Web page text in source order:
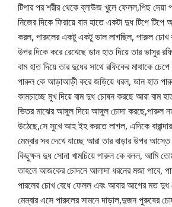
টিপার পর শরীর থেকে ব্লাউজ খুলে ফেলল,পিছ দেয়া
নিজের দিকে ফিরায়ে বাম হাতে একটা দুধ টিপে
করল, পারুলের একটু একটু ভাল লাগছিল, পারুল চোখ
উপর দিকে করে রেখেছে ডান হাত দিয়ে তার ভাসুর
বাম হাত দিয়ে তার দুধের সাথে রফিকের মাথাকে
পারুল কে আড়াআড়ী করে জড়িয়ে ধরল, ডান হাত
কামচাচ্ছে মুখ দিয়ে বাম দুধ চোষন করছে আরা বাম
ভিতর মাঝের আঙ্গুল দিয়ে আঙ্গুল চোদা করছে,পারুল
উঠেছে,সে সুখে আহ ইহ করতে লাগল, এদিকে
মেম্বার সব দেখে যাচ্ছে আরা তার বাড়ার উপর
কিছুক্ষন দুধ সোনা খামচিয়ে পারুল কে বলল, আমি
তাহলে আজকের চোদনে আলাদা ধরনের মজা পাবে,
পারলের চোখ বেধে ফেলল এবং আবার আগের মত
মেম্বার এসে পারুলের সামনে দাড়াল,দুজন পুরুষের